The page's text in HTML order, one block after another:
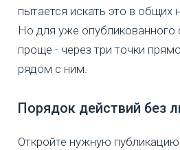
пытается искать это в общих
Но для уже
проще - через три точки
рядом с ним.
Порядок действий без
Откройте нужную